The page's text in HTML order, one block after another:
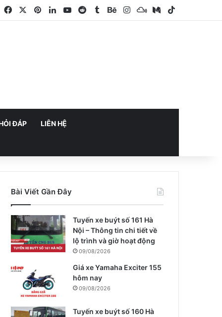
FacebookPinterestLinkedIn
YouTube
RedditTumblrBehance
InstagramMixcloud
Medium
ĐÁP LIÊN HỆ
Bài Viết Gần Đây
Tuyến xe buýt số 161 Hà
Nội – Thông tin chi tiết về
lộ trình và giờ hoạt động
09/08/2026
Giá xe Yamaha Exciter 155
hôm nay
09/08/2026
Tuyến xe buýt số 160 Hà